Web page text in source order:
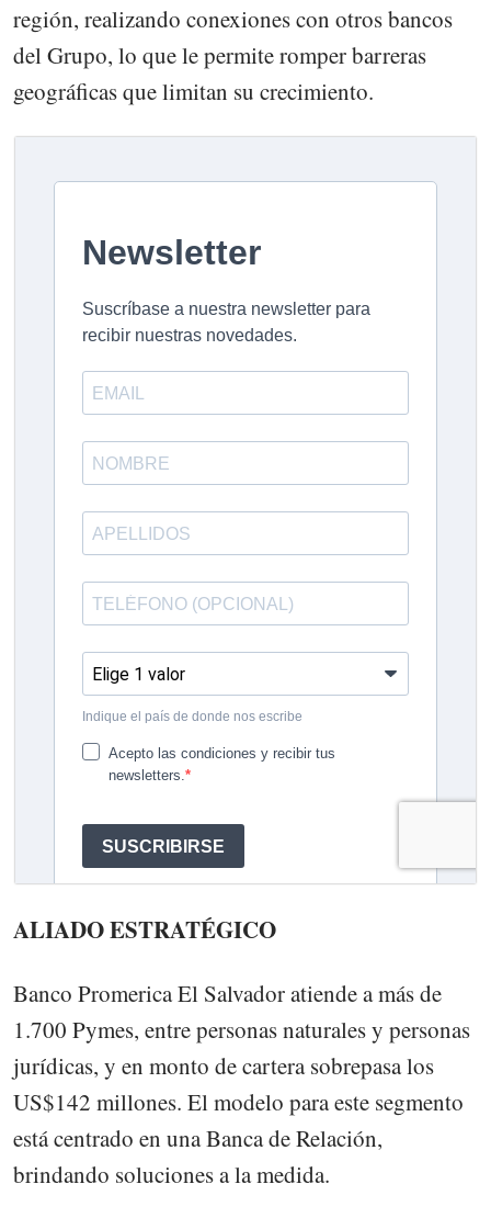
región, realizando conexiones con otros bancos
del Grupo, lo que le permite romper barreras
geográficas que limitan su crecimiento.
ALIADO ESTRATÉGICO
Banco Promerica El Salvador atiende a más de
1.700 Pymes, entre personas naturales y personas
jurídicas, y en monto de cartera sobrepasa los
US$142 millones. El modelo para este segmento
está centrado en una Banca de Relación,
brindando soluciones a la medida.